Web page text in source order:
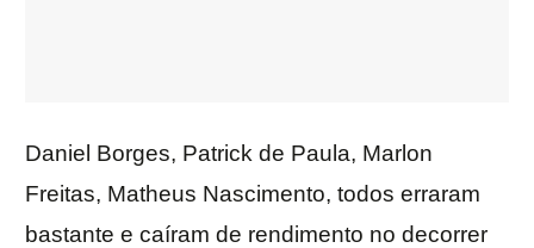
Daniel Borges, Patrick de Paula, Marlon
Freitas, Matheus Nascimento, todos erraram
bastante e caíram de rendimento no decorrer